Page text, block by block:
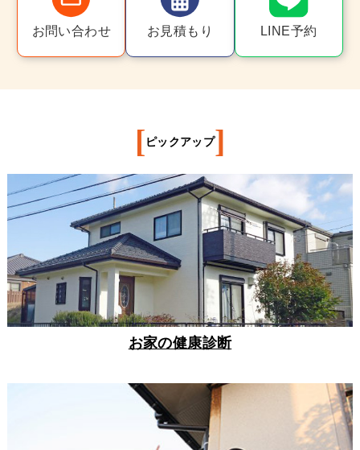
お問い合わせ お見積もり LINE予約
[ ピックアップ]
お家の健康診断